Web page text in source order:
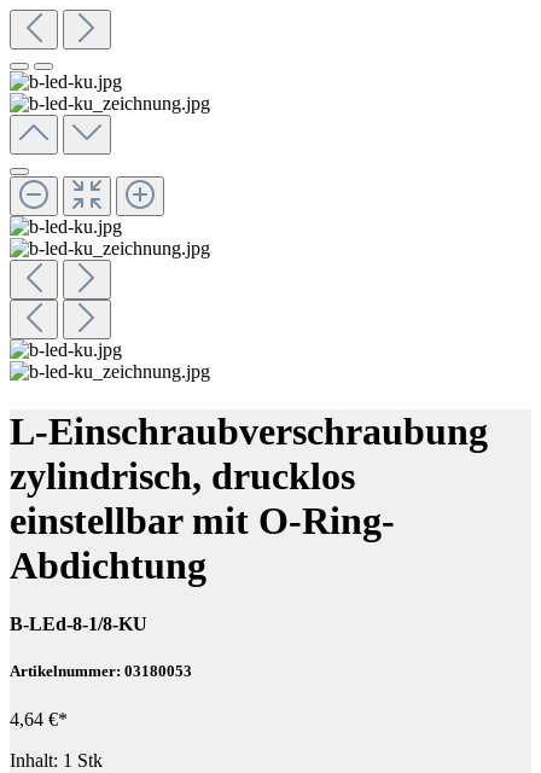
L-Einschraubverschraubung
zylindrisch, drucklos
einstellbar mit O-Ring-
Abdichtung
B-LEd-8-1/8-KU
Artikelnummer: 03180053
4,64 €*
Inhalt: 1 Stk